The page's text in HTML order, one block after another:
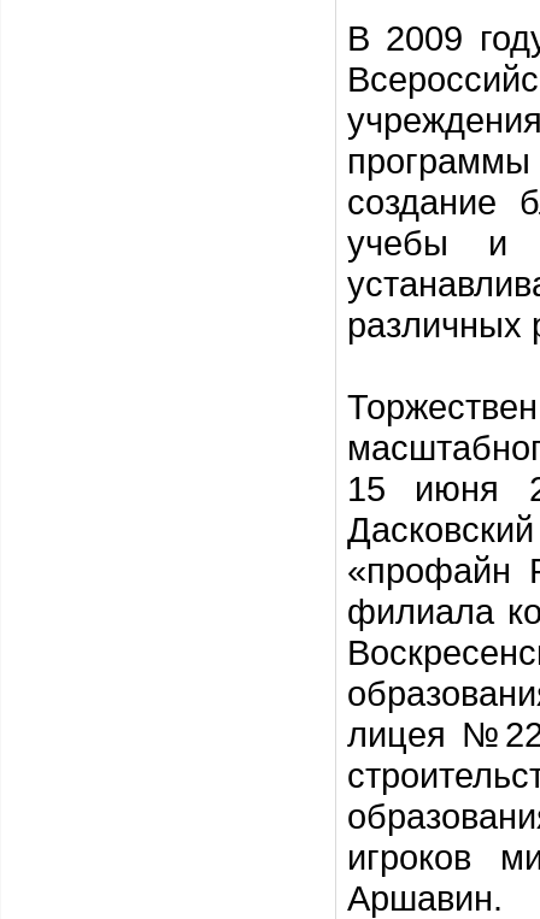
В 2009
программы
создание
учебы и
различных
15 июня
«профайн
филиала
лицея
игроков
Аршавин.